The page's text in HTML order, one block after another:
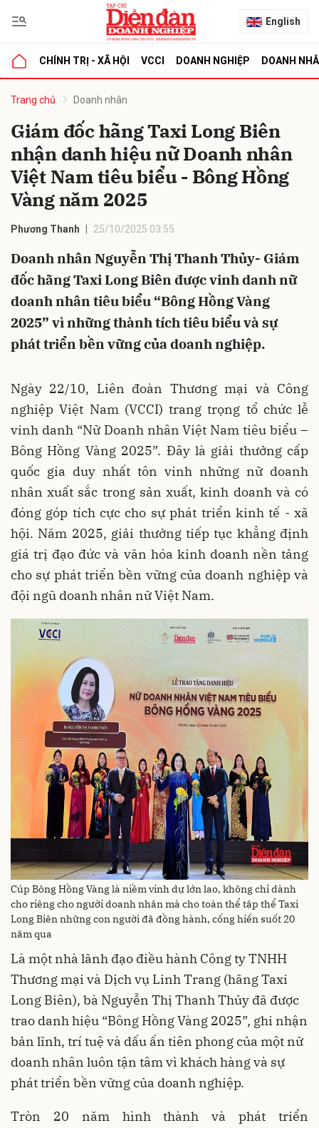
English
CHÍNH TRỊ - XÃ HỘI VCCI DOANH NGHIỆP DOANH
Trang chủ Doanh nhân
Giám đốc hãng Taxi Long Biên
nhận danh hiệu nữ Doanh nhân
Việt Nam tiêu biểu - Bông Hồng
Vàng năm 2025
Phương Thanh 25/10/2025 03:55
Doanh nhân Nguyễn Thị Thanh Thủy- Giám
đốc hãng Taxi Long Biên được vinh danh nữ
doanh nhân tiêu biểu “Bông Hồng Vàng
2025” vì những thành tích tiêu biểu và sự
phát triển bền vững của doanh nghiệp.
Ngày 22/10, Liên đoàn Thương mại và Công
nghiệp Việt Nam (VCCI) trang trọng tổ chức lễ
vinh danh “Nữ Doanh nhân Việt Nam tiêu biểu –
Bông Hồng Vàng 2025”. Đây là giải thưởng cấp
quốc gia duy nhất tôn vinh những nữ doanh
nhân xuất sắc trong sản xuất, kinh doanh và có
đóng góp tích cực cho sự phát triển kinh tế - xã
hội. Năm 2025, giải thưởng tiếp tục khẳng định
giá trị đạo đức và văn hóa kinh doanh nền tảng
cho sự phát triển bền vững của doanh nghiệp và
đội ngũ doanh nhân nữ Việt Nam.
Cúp Bông Hồng Vàng là niềm vinh dự lớn lao, không chỉ dành
cho riêng cho người doanh nhân mà cho toàn thể tập thể Taxi
Long Biên những con người đã đồng hành, cống hiến suốt 20
năm qua
Là một nhà lãnh đạo điều hành Công ty TNHH
Thương mại và Dịch vụ Linh Trang (hãng Taxi
Long Biên), bà Nguyễn Thị Thanh Thủy đã được
trao danh hiệu “Bông Hồng Vàng 2025”, ghi nhận
bản lĩnh, trí tuệ và dấu ấn tiên phong của một nữ
doanh nhân luôn tận tâm vì khách hàng và sự
phát triển bền vững của doanh nghiệp.
Tròn 20 năm hình thành và phát triển
luận